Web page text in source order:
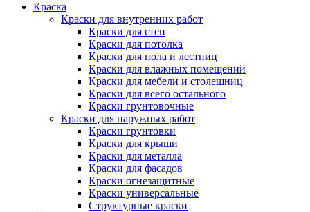
Краска
Краски для внутренних работ
Краски для стен
Краски для потолка
Краски для пола и лестниц
Краски для влажных помещений
Краски для мебели и столешниц
Краски для всего остального
Краски грунтовочные
Краски для наружных работ
Краски грунтовки
Краски для крыши
Краски для металла
Краски для фасадов
Краски огнезащитные
Краски универсальные
Структурные краски